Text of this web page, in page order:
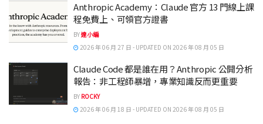
Anthropic Academy：Claude 官方 13 門線上課
程免費上、可領官方證書
BY達小編
2026 年 06 月 27 日 - UPDATED ON 2026 年 08 月 05 日
Claude Code 都是誰在用？Anthropic 公開分析
報告：非工程師暴增，專業知識反而更重要
BY ROCKY
2026 年 06 月 18 日 - UPDATED ON 2026 年 08 月 05 日